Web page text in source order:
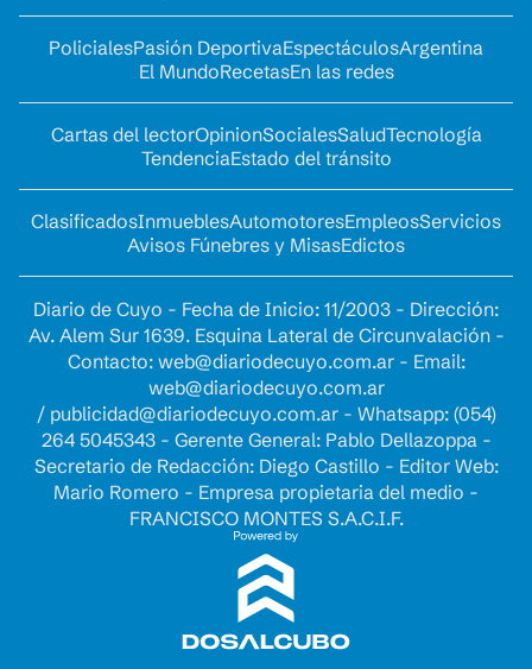
PolicialesPasión DeportivaEspectáculosArgentina
El MundoRecetasEn las redes
Cartas del lectorOpinionSocialesSaludTecnología
TendenciaEstado del tránsito
ClasificadosInmueblesAutomotoresEmpleosServicios
Avisos Fúnebres y MisasEdictos
Diario de Cuyo - Fecha de Inicio: 11/2003 - Dirección:
Av. Alem Sur 1639. Esquina Lateral de Circunvalación -
Contacto: web@diariodecuyo.com.ar- Email:
web@diariodecuyo.com.ar
/ publicidad@diariodecuyo.com.ar- Whatsapp: (054)
264 5045343 - Gerente General: Pablo Dellazoppa -
Secretario de Redacción: Diego Castillo - Editor Web:
Mario Romero - Empresa propietaria del medio -
FRANCISCO MONTES S.A.C.I.F.